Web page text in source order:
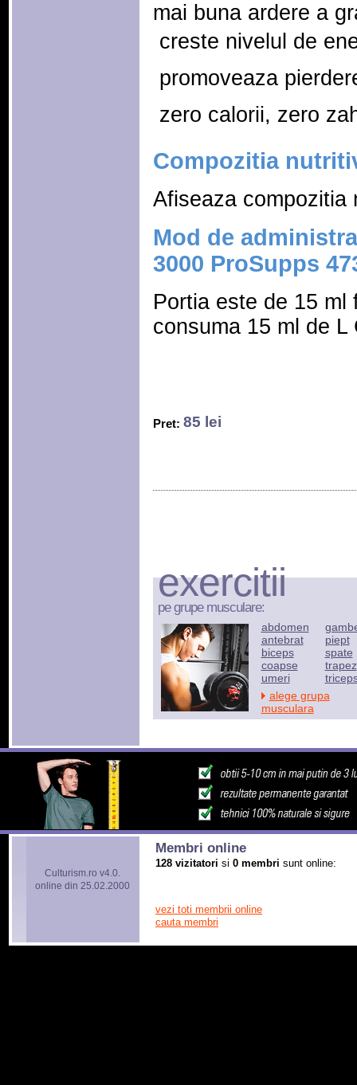
mai buna ardere a
 creste nivelul de
 promoveaza
 zero calorii, zero
Compozitia
Afiseaza compozitia
Mod de
3000 ProSupps
Portia este de 15 ml
consuma 15 ml de
Pret: 85 lei
exercitii
pe grupe musculare:
abdomen
antebrat
biceps
coapse
umeri
piept
spate
trapez
alege grupa
musculara
Culturism.ro v4.0.
online din 25.02.2000
Membri online
128 vizitatori si 0 membri sunt online:
vezi toti membrii online
cauta membri